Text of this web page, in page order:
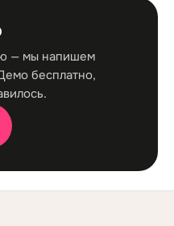
— мы напишем
бесплатно,